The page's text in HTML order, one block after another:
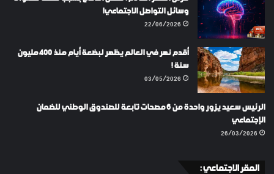
وسائل التواصل الاجتماعي!
22/06/2026
أقدم نهر في العالم يظهر لبضعة أيام منذ 400 مليون
سنة !
03/05/2026
الرئيس سعيد يزور واحدة من 6 مصحات تابعة للصندوق الوطني للضمان
الإجتماعي
26/03/2026
المقر الاجتماعي :